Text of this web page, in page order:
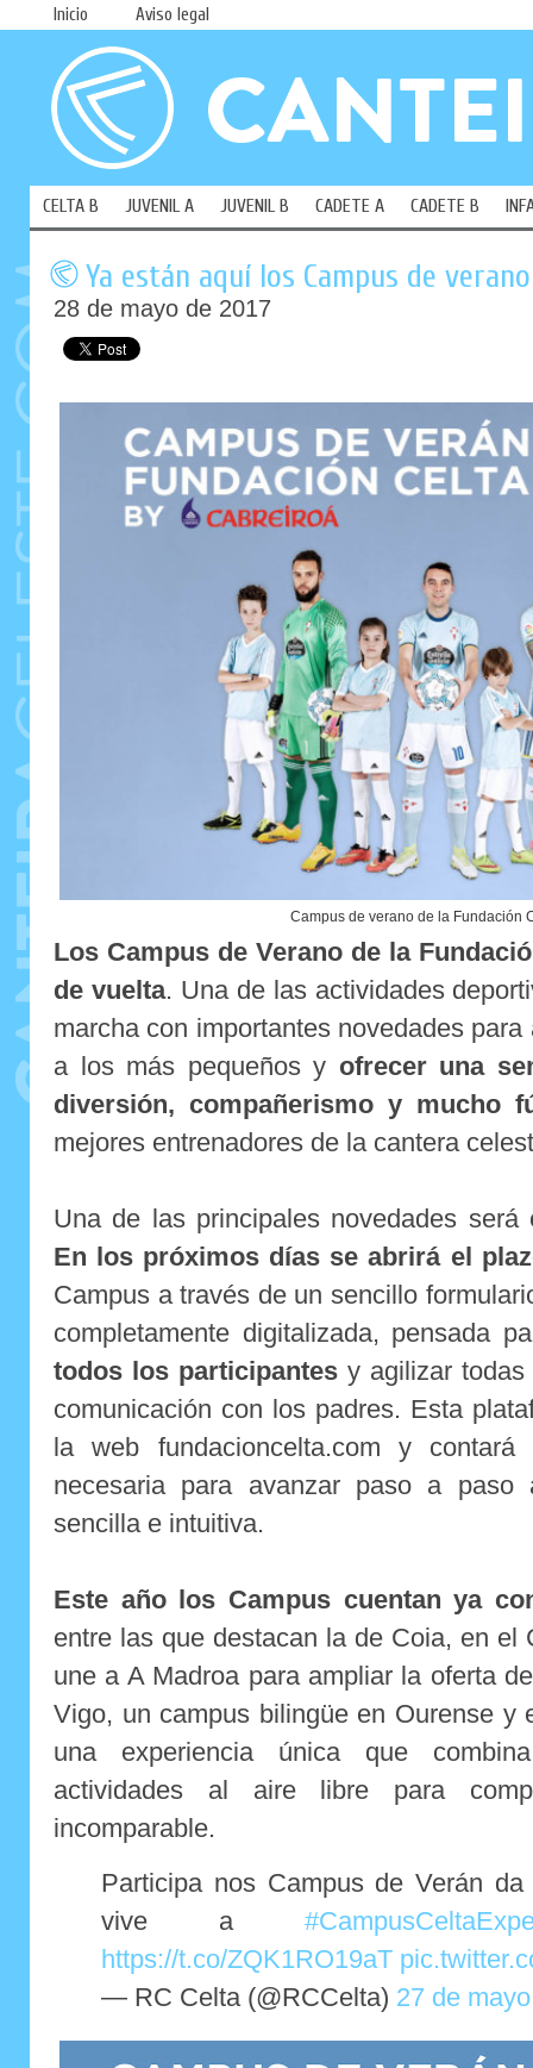
Inicio Aviso legal
CELTA B JUVENIL A JUVENIL B CADETE A CADETE B
Ya están aquí los Campus de
28 de mayo de 2017
Campus de verano de la Fundación
Los Campus de Verano de la
de vuelta. Una de las actividades
marcha con importantes novedades
a los más pequeños y ofrecer una
diversión, compañerismo y mucho
mejores entrenadores de la cantera
Una de las principales novedades será
En los próximos días se abrirá el
Campus a través de un sencillo
completamente digitalizada, pensada
todos los participantesy agilizar todas
comunicación con los padres. Esta
la web fundacioncelta.com y
necesaria para avanzar paso a
sencilla e intuitiva.
Este año los Campus cuentan ya
entre las que destacan la de Coia, en el
une a A Madroa para ampliar la oferta
Vigo, un campus bilingüe en Ourense y
una experiencia única que
actividades al aire libre para
incomparable.
Participa nos Campus de Verán
vive a
https://t.co/ZQK1RO19aT
— RC Celta (@RCCelta) 27 de